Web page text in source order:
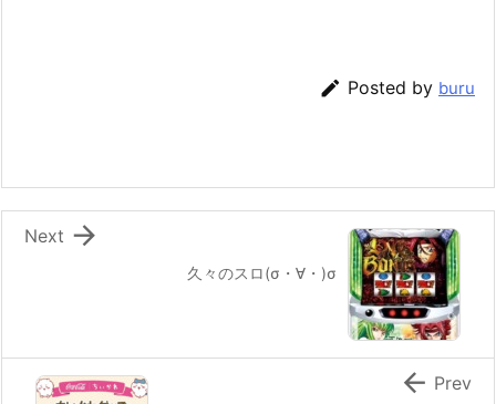
 Posted by buru
久々のスロ(σ・∀・)σ

Next
 Prev